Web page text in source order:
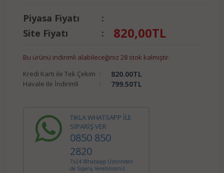
Piyasa Fiyatı
:
Site Fiyatı
: 820,00TL
Bu ürünü indirimli alabileceğiniz 28 stok kalmıştır.
Kredi Kartı ile Tek Çekim : 820.00TL
Havale ile İndirimli : 799.50TL
TIKLA WHATSAPP İLE
SİPARİŞ VER
0850 850
2820
7x24 Whatsapp Üzerinden
de Sipariş Verebilirsiniz.